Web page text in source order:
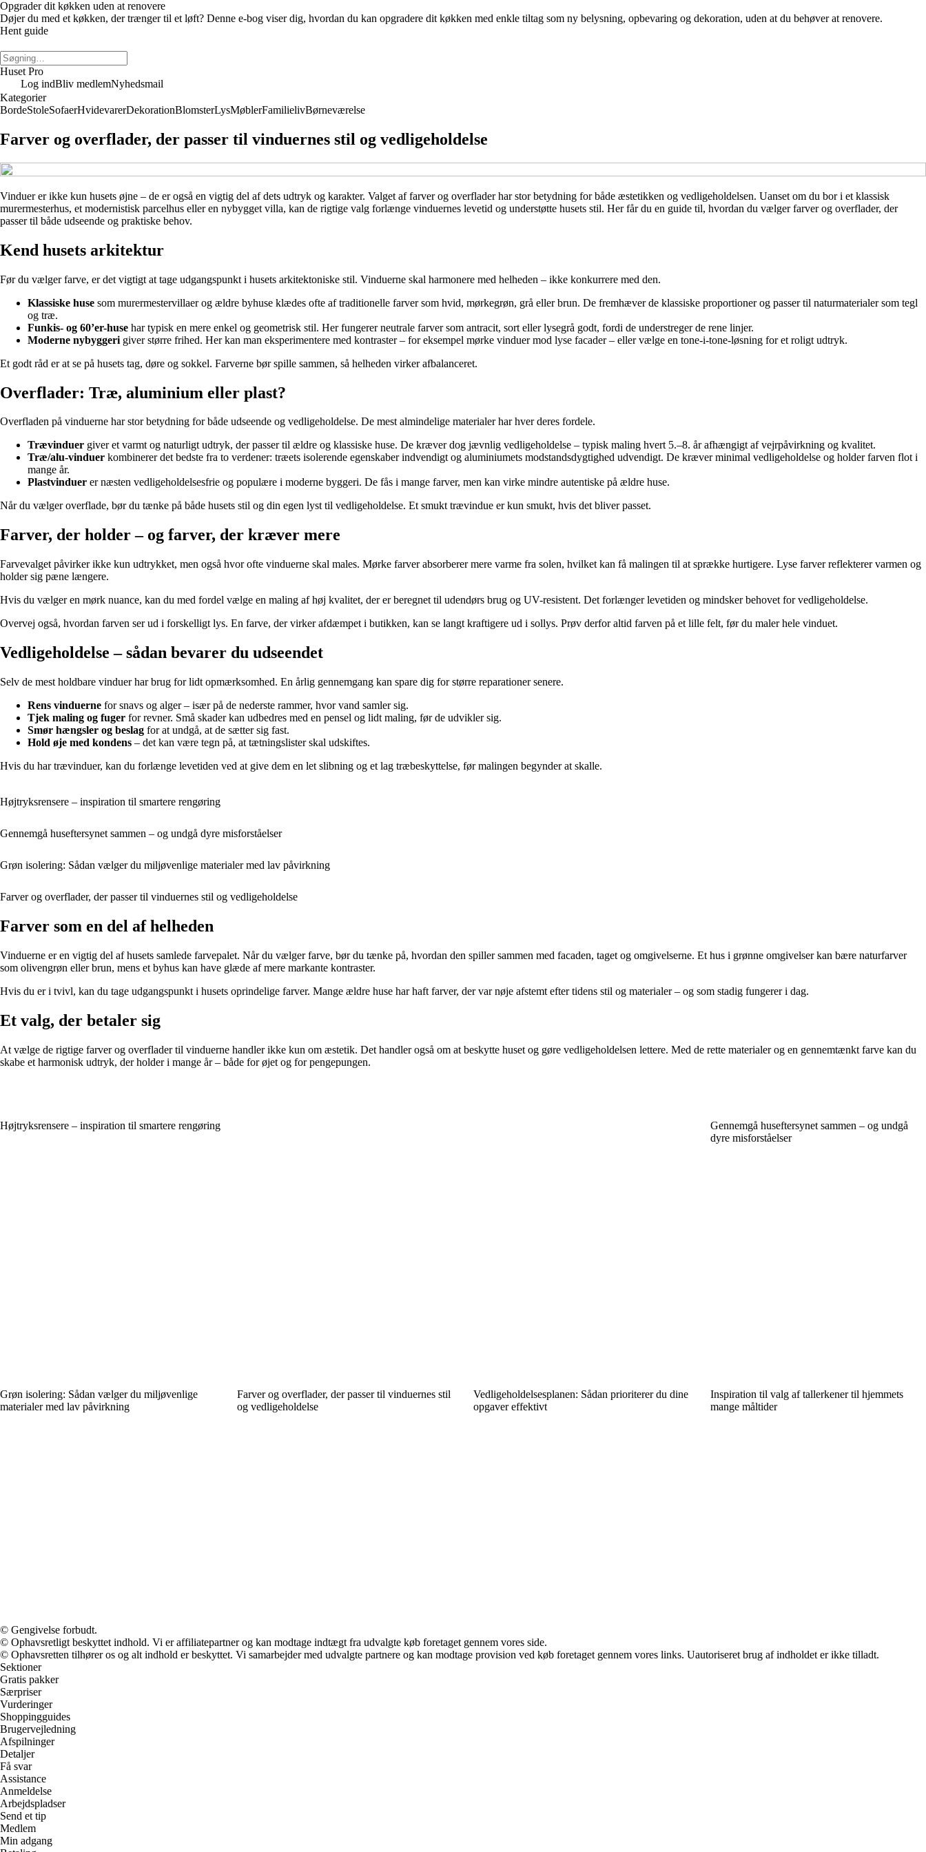
Opgrader dit køkken uden at renovere
Døjer du med et køkken, der trænger til et løft? Denne e-bog viser dig, hvordan du kan opgradere dit køkken med enkle tiltag som ny belysning, opbevaring og dekoration, uden at du behøver at renovere.
Hent guide
Huset Pro
Log indBliv medlemNyhedsmail
Kategorier
BordeStoleSofaerHvidevarerDekorationBlomsterLysMøblerFamilielivBørneværelse
Farver og overflader, der passer til vinduernes stil og vedligeholdelse
Vinduer er ikke kun husets øjne – de er også en vigtig del af dets udtryk og karakter. Valget af farver og overflader har stor betydning for både æstetikken og vedligeholdelsen. Uanset om du bor i et klassisk
murermesterhus, et modernistisk parcelhus eller en nybygget villa, kan de rigtige valg forlænge vinduernes levetid og understøtte husets stil. Her får du en guide til, hvordan du vælger farver og overflader, der
passer til både udseende og praktiske behov.
Kend husets arkitektur
Før du vælger farve, er det vigtigt at tage udgangspunkt i husets arkitektoniske stil. Vinduerne skal harmonere med helheden – ikke konkurrere med den.
Klassiske huse som murermestervillaer og ældre byhuse klædes ofte af traditionelle farver som hvid, mørkegrøn, grå eller brun. De fremhæver de klassiske proportioner og passer til naturmaterialer som tegl
og træ.
Funkis- og 60’er-huse har typisk en mere enkel og geometrisk stil. Her fungerer neutrale farver som antracit, sort eller lysegrå godt, fordi de understreger de rene linjer.
Moderne nybyggeri giver større frihed. Her kan man eksperimentere med kontraster – for eksempel mørke vinduer mod lyse facader – eller vælge en tone-i-tone-løsning for et roligt udtryk.
Et godt råd er at se på husets tag, døre og sokkel. Farverne bør spille sammen, så helheden virker afbalanceret.
Overflader: Træ, aluminium eller plast?
Overfladen på vinduerne har stor betydning for både udseende og vedligeholdelse. De mest almindelige materialer har hver deres fordele.
Trævinduer giver et varmt og naturligt udtryk, der passer til ældre og klassiske huse. De kræver dog jævnlig vedligeholdelse – typisk maling hvert 5.–8. år afhængigt af vejrpåvirkning og kvalitet.
Træ/alu-vinduer kombinerer det bedste fra to verdener: træets isolerende egenskaber indvendigt og aluminiumets modstandsdygtighed udvendigt. De kræver minimal vedligeholdelse og holder farven flot i
mange år.
Plastvinduer er næsten vedligeholdelsesfrie og populære i moderne byggeri. De fås i mange farver, men kan virke mindre autentiske på ældre huse.
Når du vælger overflade, bør du tænke på både husets stil og din egen lyst til vedligeholdelse. Et smukt trævindue er kun smukt, hvis det bliver passet.
Farver, der holder – og farver, der kræver mere
Farvevalget påvirker ikke kun udtrykket, men også hvor ofte vinduerne skal males. Mørke farver absorberer mere varme fra solen, hvilket kan få malingen til at sprække hurtigere. Lyse farver reflekterer varmen og
holder sig pæne længere.
Hvis du vælger en mørk nuance, kan du med fordel vælge en maling af høj kvalitet, der er beregnet til udendørs brug og UV-resistent. Det forlænger levetiden og mindsker behovet for vedligeholdelse.
Overvej også, hvordan farven ser ud i forskelligt lys. En farve, der virker afdæmpet i butikken, kan se langt kraftigere ud i sollys. Prøv derfor altid farven på et lille felt, før du maler hele vinduet.
Vedligeholdelse – sådan bevarer du udseendet
Selv de mest holdbare vinduer har brug for lidt opmærksomhed. En årlig gennemgang kan spare dig for større reparationer senere.
Rens vinduerne for snavs og alger – især på de nederste rammer, hvor vand samler sig.
Tjek maling og fuger for revner. Små skader kan udbedres med en pensel og lidt maling, før de udvikler sig.
Smør hængsler og beslag for at undgå, at de sætter sig fast.
Hold øje med kondens – det kan være tegn på, at tætningslister skal udskiftes.
Hvis du har trævinduer, kan du forlænge levetiden ved at give dem en let slibning og et lag træbeskyttelse, før malingen begynder at skalle.
Højtryksrensere – inspiration til smartere rengøring
Gennemgå huseftersynet sammen – og undgå dyre misforståelser
Grøn isolering: Sådan vælger du miljøvenlige materialer med lav påvirkning
Farver og overflader, der passer til vinduernes stil og vedligeholdelse
Farver som en del af helheden
Vinduerne er en vigtig del af husets samlede farvepalet. Når du vælger farve, bør du tænke på, hvordan den spiller sammen med facaden, taget og omgivelserne. Et hus i grønne omgivelser kan bære naturfarver
som olivengrøn eller brun, mens et byhus kan have glæde af mere markante kontraster.
Hvis du er i tvivl, kan du tage udgangspunkt i husets oprindelige farver. Mange ældre huse har haft farver, der var nøje afstemt efter tidens stil og materialer – og som stadig fungerer i dag.
Et valg, der betaler sig
At vælge de rigtige farver og overflader til vinduerne handler ikke kun om æstetik. Det handler også om at beskytte huset og gøre vedligeholdelsen lettere. Med de rette materialer og en gennemtænkt farve kan du
skabe et harmonisk udtryk, der holder i mange år – både for øjet og for pengepungen.
Højtryksrensere – inspiration til smartere rengøring
Gennemgå huseftersynet sammen – og undgå
dyre misforståelser
Grøn isolering: Sådan vælger du miljøvenlige
materialer med lav påvirkning
Farver og overflader, der passer til vinduernes stil
og vedligeholdelse
Vedligeholdelsesplanen: Sådan prioriterer du dine
opgaver effektivt
Inspiration til valg af tallerkener til hjemmets
mange måltider
© Gengivelse forbudt.
© Ophavsretligt beskyttet indhold. Vi er affiliatepartner og kan modtage indtægt fra udvalgte køb foretaget gennem vores side.
© Ophavsretten tilhører os og alt indhold er beskyttet. Vi samarbejder med udvalgte partnere og kan modtage provision ved køb foretaget gennem vores links. Uautoriseret brug af indholdet er ikke tilladt.
Sektioner
Gratis pakker
Særpriser
Vurderinger
Shoppingguides
Brugervejledning
Afspilninger
Detaljer
Få svar
Assistance
Anmeldelse
Arbejdspladser
Send et tip
Medlem
Min adgang